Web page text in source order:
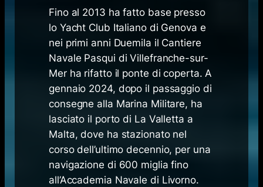
Fino al 2013 ha fatto base presso
lo Yacht Club Italiano di Genova e
nei primi anni Duemila il Cantiere
Navale Pasqui di Villefranche-sur-
Mer ha rifatto il ponte di coperta. A
gennaio 2024, dopo il passaggio di
consegne alla Marina Militare, ha
lasciato il porto di La Valletta a
Malta, dove ha stazionato nel
corso dell’ultimo decennio, per una
navigazione di 600 miglia fino
all’Accademia Navale di Livorno.